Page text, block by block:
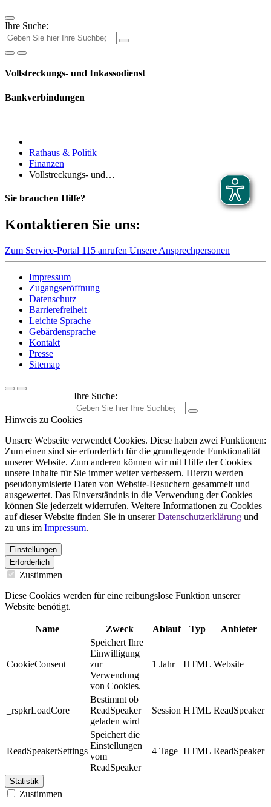
Ihre Suche:
Vollstreckungs- und Inkassodienst
Bankverbindungen
Rathaus & Politik
Finanzen
Vollstreckungs- und…
Sie brauchen Hilfe?
Kontaktieren Sie uns:
Zum Service-Portal 115 anrufen Unsere Ansprechpersonen
Impressum
Zugangseröffnung
Datenschutz
Barrierefreiheit
Leichte Sprache
Gebärdensprache
Kontakt
Presse
Sitemap
Ihre Suche:
Hinweis zu Cookies
Unsere Webseite verwendet Cookies. Diese haben zwei Funktionen:
Zum einen sind sie erforderlich für die grundlegende Funktionalität
unserer Website. Zum anderen können wir mit Hilfe der Cookies
unsere Inhalte für Sie immer weiter verbessern. Hierzu werden
pseudonymisierte Daten von Website-Besuchern gesammelt und
ausgewertet. Das Einverständnis in die Verwendung der Cookies
können Sie jederzeit widerrufen. Weitere Informationen zu Cookies
auf dieser Website finden Sie in unsererDatenschutzerklärung und
zu uns im Impressum.
Einstellungen
Erforderlich
Zustimmen
Diese Cookies werden für eine reibungslose Funktion unserer
Website benötigt.
Name Zweck Ablauf Typ Anbieter
CookieConsent
Speichert Ihre
Einwilligung
zur
Verwendung
von Cookies.
1 Jahr HTML Website
_rspkrLoadCore
Bestimmt ob
ReadSpeaker
geladen wird
Session HTML ReadSpeaker
ReadSpeakerSettings
Speichert die
Einstellungen
vom
ReadSpeaker
4 Tage HTML ReadSpeaker
Statistik
Zustimmen